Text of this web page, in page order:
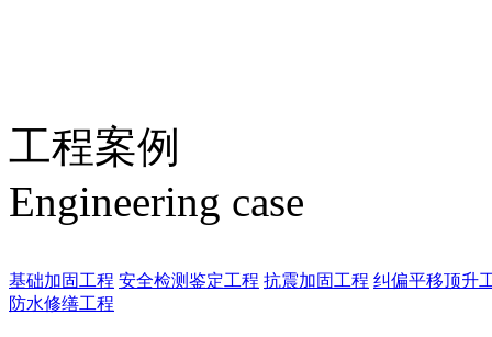
工程案例
Engineering case
基础加固工程 安全检测鉴定工程 抗震加固工程 纠偏平移顶升
防水修缮工程